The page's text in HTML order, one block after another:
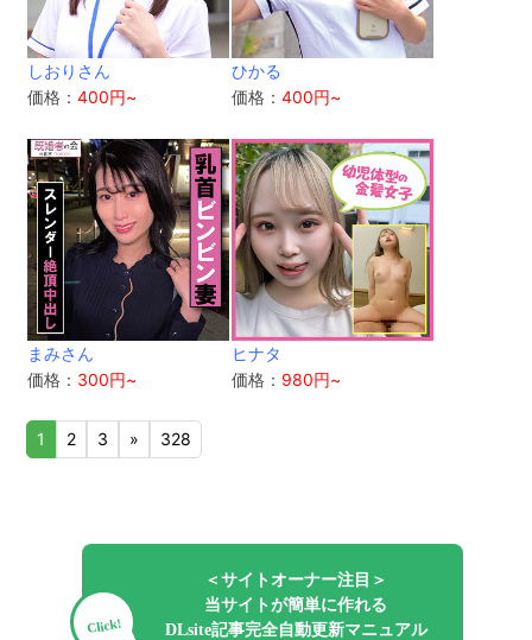
しおりさん
価格：400円~
ひかる
価格：400円~
まみさん
価格： 300円~
ヒナタ
価格： 980円~
1 2 3 » 328
Click!
＜サイトオーナー注目＞
当サイトが簡単に作れる
DLsite記事完全自動更新マニュアル